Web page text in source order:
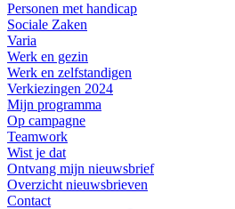
Personen met handicap
Sociale Zaken
Varia
Werk en gezin
Werk en zelfstandigen
Verkiezingen 2024
Mijn programma
Op campagne
Teamwork
Wist je dat
Ontvang mijn nieuwsbrief
Overzicht nieuwsbrieven
Contact